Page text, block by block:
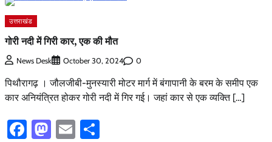
उत्तराखंड
गोरी नदी में गिरी कार, एक की मौत
News Desk October 30, 2024 0
पिथौरागढ़ । जौलजीबी-मुनस्यारी मोटर मार्ग में बंगापानी के बरम के समीप एक
कार अनियंत्रित होकर गोरी नदी में गिर गई। जहां कार से एक व्यक्ति […]
Facebook
Mastodon
Email